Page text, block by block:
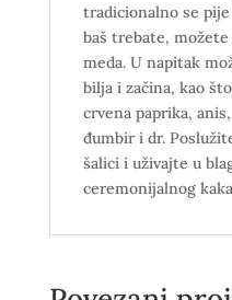
tradicionalno se pije
baš trebate,
meda. U napitak
bilja i začina, kao
crvena paprika,
đumbir i dr.
šalici i uživajte u
ceremonijalnog